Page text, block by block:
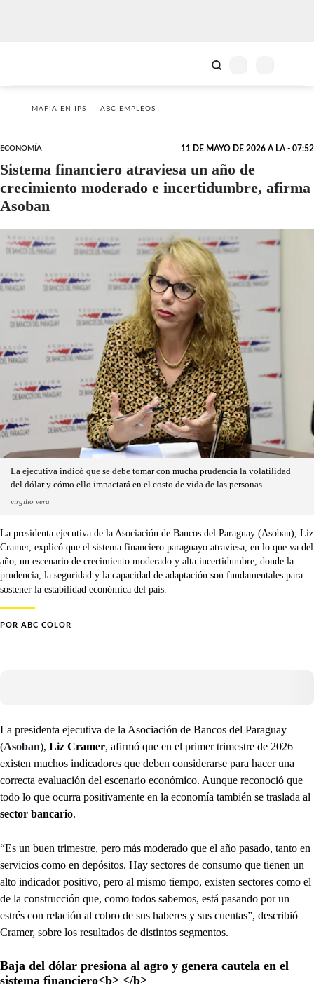
MAFIA EN IPS ABC EMPLEOS
ECONOMÍA 11 DE MAYO DE 2026 A LA - 07:52
Sistema financiero atraviesa un año de
crecimiento moderado e incertidumbre, afirma
Asoban
La ejecutiva indicó que se debe tomar con mucha prudencia la volatilidad
del dólar y cómo ello impactará en el costo de vida de las personas.
virgilio vera
La presidenta ejecutiva de la Asociación de Bancos del Paraguay (Asoban), Liz
Cramer, explicó que el sistema financiero paraguayo atraviesa, en lo que va del
año, un escenario de crecimiento moderado y alta incertidumbre, donde la
prudencia, la seguridad y la capacidad de adaptación son fundamentales para
sostener la estabilidad económica del país.
POR ABC COLOR
La presidenta ejecutiva de la Asociación de Bancos del Paraguay
(Asoban), Liz Cramer, afirmó que en el primer trimestre de 2026
existen muchos indicadores que deben considerarse para hacer una
correcta evaluación del escenario económico. Aunque reconoció que
todo lo que ocurra positivamente en la economía también se traslada al
sector bancario.
“Es un buen trimestre, pero más moderado que el año pasado, tanto en
servicios como en depósitos. Hay sectores de consumo que tienen un
alto indicador positivo, pero al mismo tiempo, existen sectores como el
de la construcción que, como todos sabemos, está pasando por un
estrés con relación al cobro de sus haberes y sus cuentas”, describió
Cramer, sobre los resultados de distintos segmentos.
Baja del dólar presiona al agro y genera cautela en el
sistema financiero<b> </b>